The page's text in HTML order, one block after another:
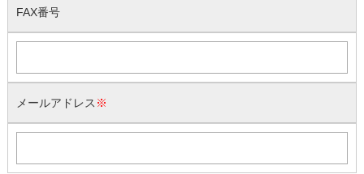
FAX番号
メールアドレス ※